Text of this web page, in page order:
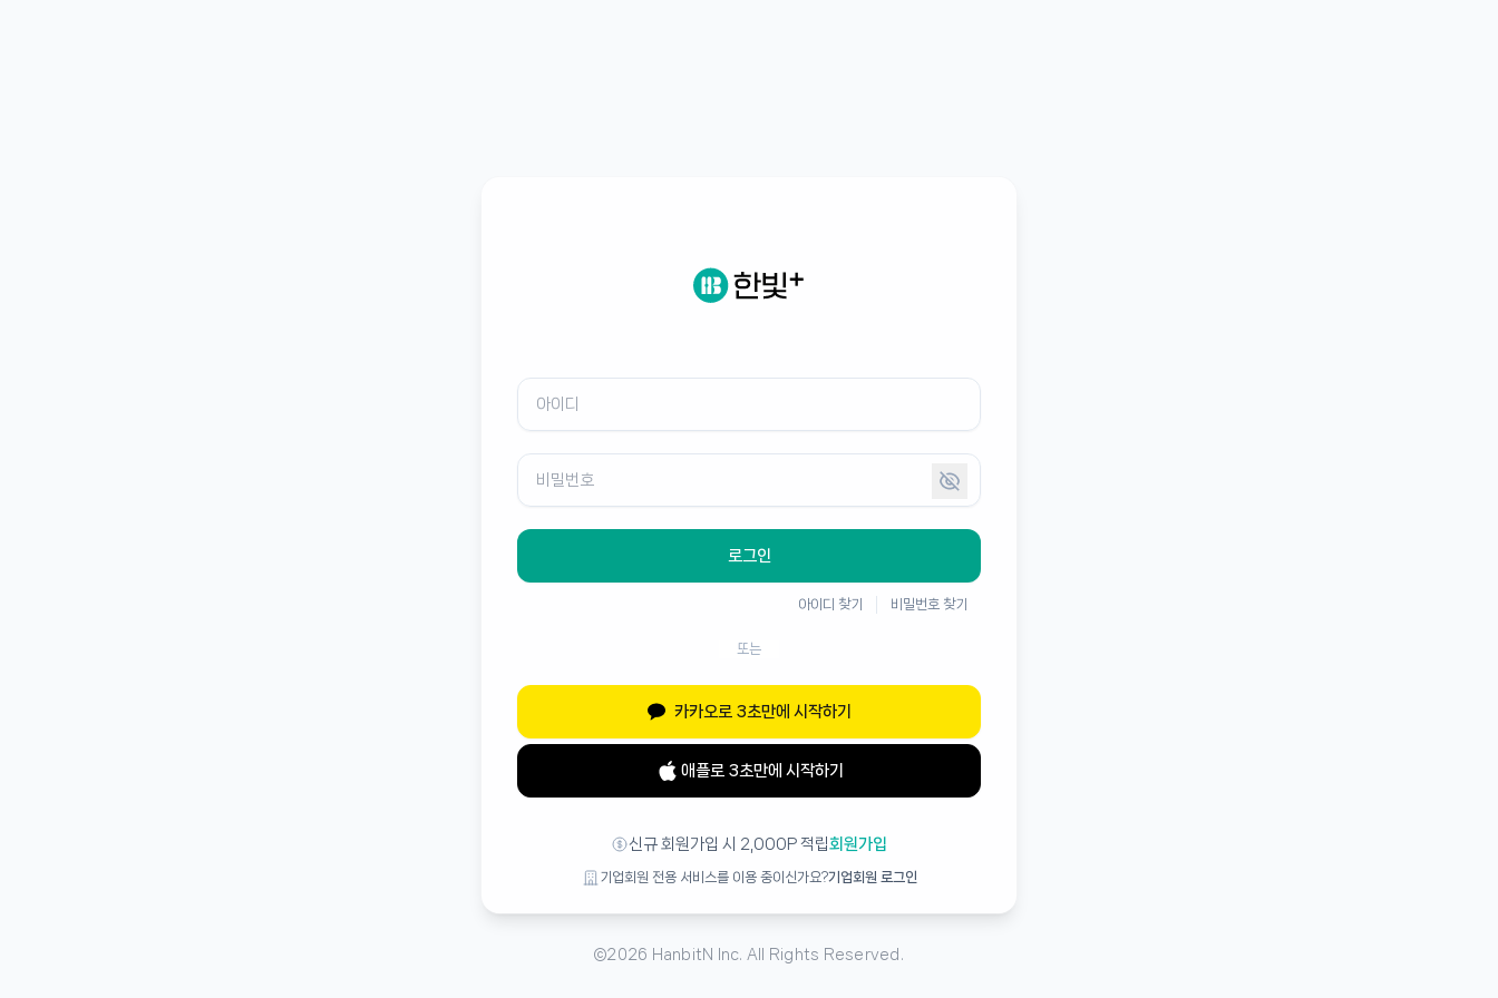
로그인
아이디 찾기 비밀번호 찾기
또는
카카오로 3초만에 시작하기
애플로 3초만에 시작하기
신규 회원가입 시 2,000P 적립회원가입
기업회원 전용 서비스를 이용 중이신가요?기업회원 로그인
©2026 HanbitN Inc. All Rights Reserved.